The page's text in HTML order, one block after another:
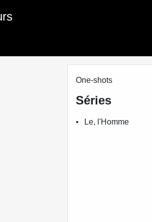
One-shots
Séries
Le, l'Homme